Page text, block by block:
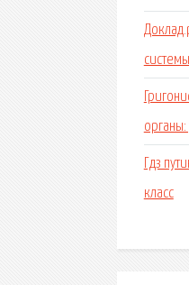
системы
органы:
Гдз
класс